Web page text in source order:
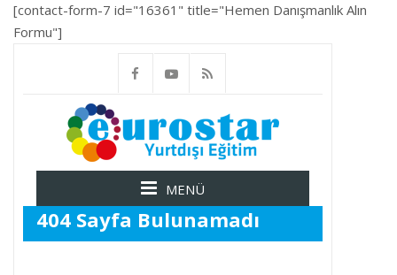
[contact-form-7 id="16361" title="Hemen Danışmanlık Alın
Formu"]